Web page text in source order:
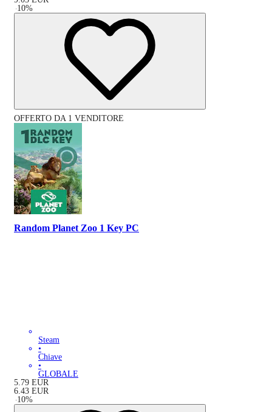
-10%
OFFERTO DA 1 VENDITORE
Random Planet Zoo 1 Key PC
Steam
•
Chiave
•
GLOBALE
5.79 EUR
6.43 EUR
-10%